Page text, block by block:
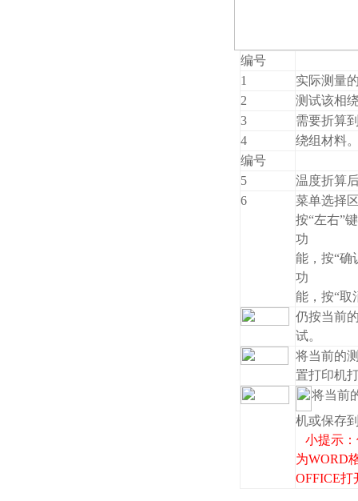
编号
1
实际测量
2
测试该相
3
需要折算
4
绕组材料
编号
5
温度折算
6
菜单选择
按“左右”
功
能，按“确
功
能，按“取
仍按当前
试。
将当前的
置打印机
将当前
机或保存
小提示：
为WORD
OFFICE